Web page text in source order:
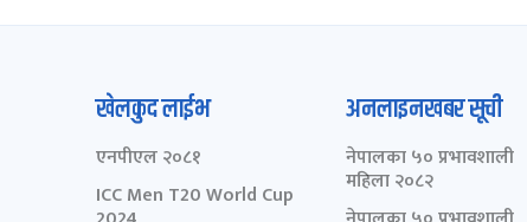
खेलकुद लाईभ
एनपीएल २०८१
ICC Men T20 World Cup
अनलाइनखबर सूची
नेपालका ५० प्रभावशाली
महिला २०८२